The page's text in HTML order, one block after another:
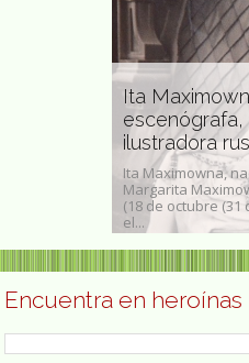
Ita
escenógrafa,
ilustradora
Ita Maximowna,
Margarita
(18 de octubre
el...
Encuentra en heroínas